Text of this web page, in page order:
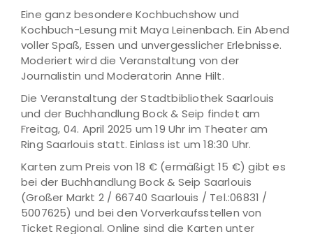
Eine ganz besondere Kochbuchshow und
Kochbuch-Lesung mit Maya Leinenbach. Ein Abend
voller Spaß, Essen und unvergesslicher Erlebnisse.
Moderiert wird die Veranstaltung von der
Journalistin und Moderatorin Anne Hilt.
Die Veranstaltung der Stadtbibliothek Saarlouis
und der Buchhandlung Bock & Seip findet am
Freitag, 04. April 2025 um 19 Uhr im Theater am
Ring Saarlouis statt. Einlass ist um 18:30 Uhr.
Karten zum Preis von 18 € (ermäßigt 15 €) gibt es
bei der Buchhandlung Bock & Seip Saarlouis
(Großer Markt 2 / 66740 Saarlouis / Tel.:06831 /
5007625) und bei den Vorverkaufsstellen von
Ticket Regional. Online sind die Karten unter